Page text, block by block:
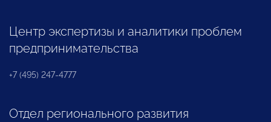
Центр экспертизы и аналитики проблем
предпринимательства
+7 (495) 247-4777
Отдел регионального развития